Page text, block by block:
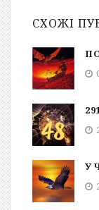
СХОЖІ
У